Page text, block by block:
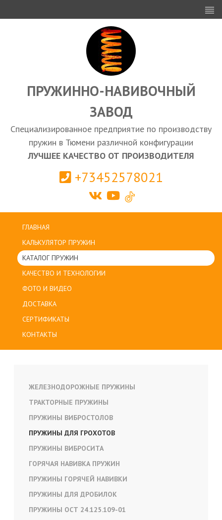
ИНВЕСТОРАМ
ПРОЕКТИРОВАНИЕ
ЭКСПОРТ
ЗАКУПКИ
КАЛЬКУЛЯТОР ПРУЖИН
Тюмень
ПРУЖИННО-НАВИВОЧНЫЙ
ЗАВОД
Специализированное предприятие по производству
пружин в Тюмени различной конфигурации
ЛУЧШЕЕ КАЧЕСТВО ОТ ПРОИЗВОДИТЕЛЯ
+73452578021
ГЛАВНАЯ
КАЛЬКУЛЯТОР ПРУЖИН
КАТАЛОГ ПРУЖИН
КАЧЕСТВО И ТЕХНОЛОГИИ
ФОТО И ВИДЕО
ДОСТАВКА
СЕРТИФИКАТЫ
КОНТАКТЫ
ЖЕЛЕЗНОДОРОЖНЫЕ ПРУЖИНЫ
ТРАКТОРНЫЕ ПРУЖИНЫ
ПРУЖИНЫ ВИБРОСТОЛОВ
ПРУЖИНЫ ДЛЯ ГРОХОТОВ
ПРУЖИНЫ ВИБРОСИТА
ГОРЯЧАЯ НАВИВКА ПРУЖИН
ПРУЖИНЫ ГОРЯЧЕЙ НАВИВКИ
ПРУЖИНЫ ДЛЯ ДРОБИЛОК
ПРУЖИНЫ ОСТ 24.125.109-01